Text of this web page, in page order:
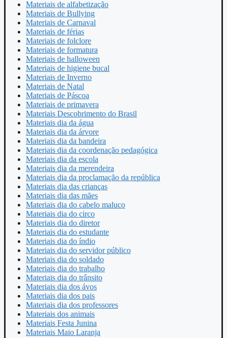
Materiais de alfabetização
Materiais de Bullying
Materiais de Carnaval
Materiais de férias
Materiais de folclore
Materiais de formatura
Materiais de halloween
Materiais de higiene bucal
Materiais de Inverno
Materiais de Natal
Materiais de Páscoa
Materiais de primavera
Materiais Descobrimento do Brasil
Materiais dia da água
Materiais dia da árvore
Materiais dia da bandeira
Materiais dia da coordenação pedagógica
Materiais dia da escola
Materiais dia da merendeira
Materiais dia da proclamação da república
Materiais dia das crianças
Materiais dia das mães
Materiais dia do cabelo maluco
Materiais dia do circo
Materiais dia do diretor
Materiais dia do estudante
Materiais dia do índio
Materiais dia do servidor público
Materiais dia do soldado
Materiais dia do trabalho
Materiais dia do trânsito
Materiais dia dos ávos
Materiais dia dos pais
Materiais dia dos professores
Materiais dos animais
Materiais Festa Junina
Materiais Maio Laranja